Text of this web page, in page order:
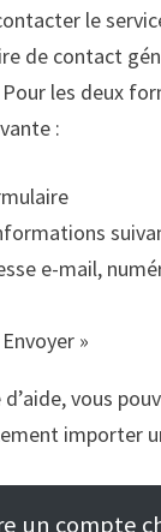
le
de contact
les deux
:
e-mail,
»
vous
importer
un compte